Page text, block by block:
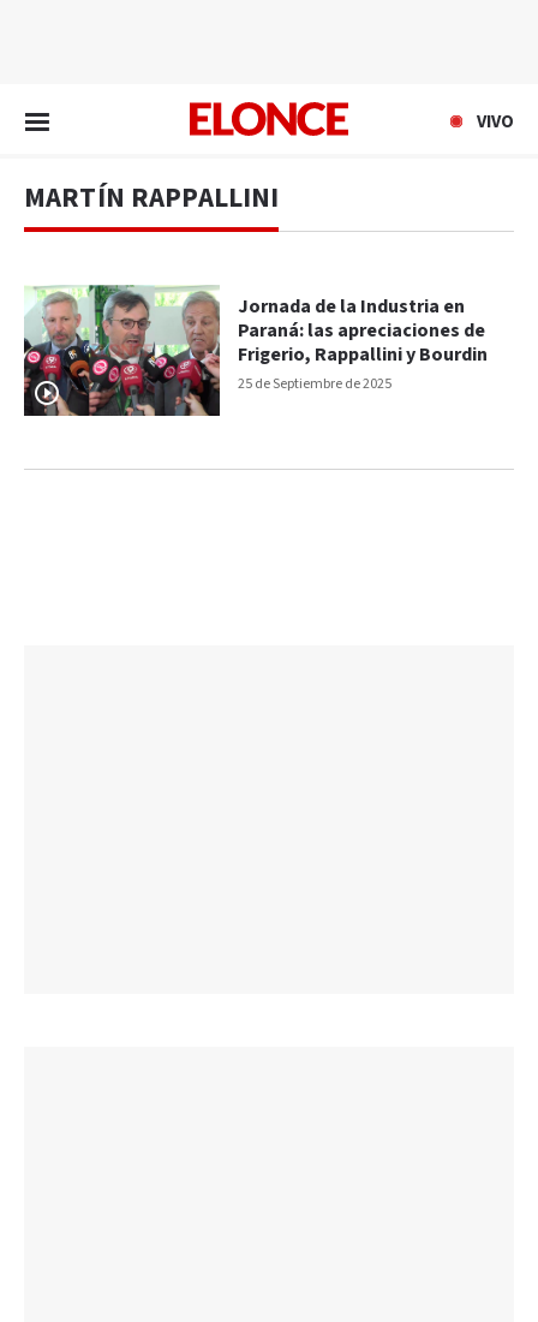
VIVO
MARTÍN RAPPALLINI
25 de Septiembre de 2025
Jornada de la Industria en
Paraná: las apreciaciones de
Frigerio, Rappallini y Bourdin